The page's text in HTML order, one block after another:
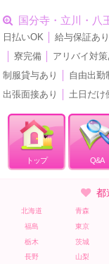
国分寺・立川・八
日払いOK 給与保証あり
寮完備 アリバイ対策
制服貸与あり
自由出勤
出張面接あり
土日だけ
トップ Q&A
都
北海道 青森
福島
東京
栃木
茨城
長野
山梨